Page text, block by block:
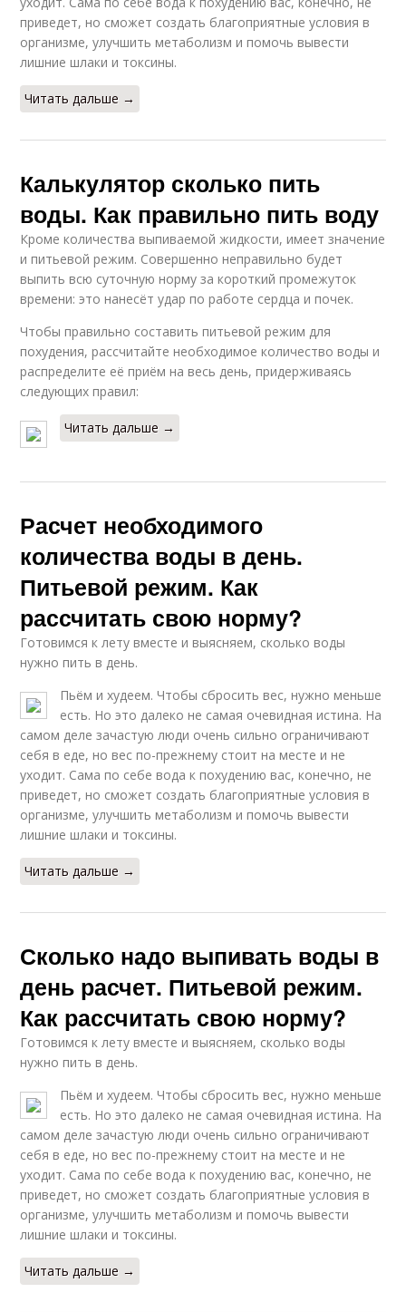
приведет, но сможет создать благоприятные условия в
организме, улучшить метаболизм и помочь вывести
лишние шлаки и токсины.
Читать дальше →
Калькулятор сколько пить
воды. Как правильно пить воду
Кроме количества выпиваемой жидкости, имеет значение
и питьевой режим. Совершенно неправильно будет
выпить всю суточную норму за короткий промежуток
времени: это нанесёт удар по работе сердца и почек.
Чтобы правильно составить питьевой режим для
похудения, рассчитайте необходимое количество воды и
распределите её приём на весь день, придерживаясь
следующих правил:
Читать дальше →
Расчет необходимого
количества воды в день.
Питьевой режим. Как
рассчитать свою норму?
Готовимся к лету вместе и выясняем, сколько воды
нужно пить в день.
Пьём и худеем. Чтобы сбросить вес, нужно меньше
есть. Но это далеко не самая очевидная истина. На
самом деле зачастую люди очень сильно ограничивают
себя в еде, но вес по-прежнему стоит на месте и не
уходит. Сама по себе вода к похудению вас, конечно, не
приведет, но сможет создать благоприятные условия в
организме, улучшить метаболизм и помочь вывести
лишние шлаки и токсины.
Читать дальше →
Сколько надо выпивать воды в
день расчет. Питьевой режим.
Как рассчитать свою норму?
Готовимся к лету вместе и выясняем, сколько воды
нужно пить в день.
Пьём и худеем. Чтобы сбросить вес, нужно меньше
есть. Но это далеко не самая очевидная истина. На
самом деле зачастую люди очень сильно ограничивают
себя в еде, но вес по-прежнему стоит на месте и не
уходит. Сама по себе вода к похудению вас, конечно, не
приведет, но сможет создать благоприятные условия в
организме, улучшить метаболизм и помочь вывести
лишние шлаки и токсины.
Читать дальше →